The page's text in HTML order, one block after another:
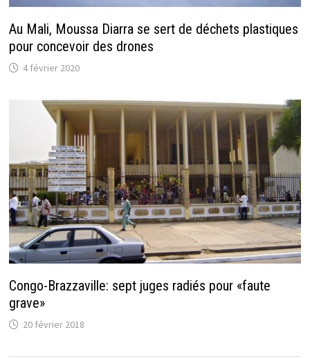
Au Mali, Moussa Diarra se sert de déchets plastiques
pour concevoir des drones
4 février 2020
Congo-Brazzaville: sept juges radiés pour «faute
grave»
20 février 2018